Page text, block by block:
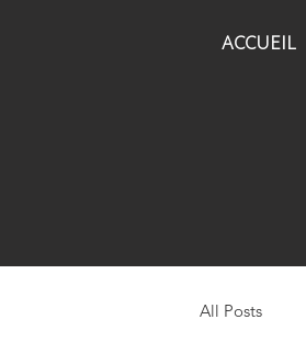
ACCUEIL
All Posts